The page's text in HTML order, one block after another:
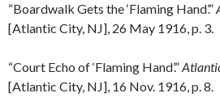
“Boardwalk Gets the ‘Flaming Hand’.”
[Atlantic City, NJ], 26 May 1916, p. 3.
“Court Echo of ‘Flaming Hand’.”
[Atlantic City, NJ], 16 Nov. 1916, p. 8.